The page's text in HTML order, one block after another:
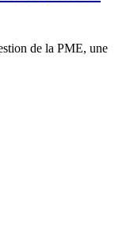
de la PME, une